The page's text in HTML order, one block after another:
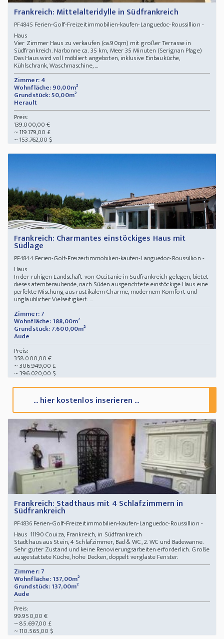
Frankreich: Mittelalteridylle in Südfrankreich
PF4845 Ferien-Golf-Freizeitimmobilien-kaufen-Languedoc-Roussillion -
Haus
Vier Zimmer Haus zu verkaufen (ca.90qm) mit großer Terrasse in
Südfrankreich. Narbonne ca. 35 km, Meer 35 Minuten (Serignan Plage)
Das Haus wird voll möbliert angeboten, inklusive Einbauküche,
Kühlschrank, Waschmaschine, ...
Zimmer: 4
Wohnfläche: 90,00m²
Grundstück: 50,00m²
Herault
Preis:
139.000,00 €
~ 119.179,00 £
~ 153.762,00 $
Frankreich: Charmantes einstöckiges Haus mit
Südlage
PF4844Ferien-Golf-Freizeitimmobilien-kaufen-Languedoc-Roussillion -
Haus
In der ruhigen Landschaft von Occitanie in Südfrankreich gelegen, bietet
dieses atemberaubende, nach Süden ausgerichtete einstöckige Haus eine
perfekte Mischung aus rustikalem Charme, modernem Komfort und
unglaublicher Vielseitigkeit. ...
Zimmer: 7
Wohnfläche: 188,00m²
Grundstück: 7.600,00m²
Aude
Preis:
358.000,00 €
~ 306.949,00 £
~ 396.020,00 $
... hier kostenlos inserieren ...
Frankreich: Stadthaus mit 4 Schlafzimmern in
Südfrankreich
PF4836Ferien-Golf-Freizeitimmobilien-kaufen-Languedoc-Roussillion -
Haus 11190 Couiza, Frankreich, in Südfrankreich
Stadthaus aus Stein, 4 Schlafzimmer, Bad & WC, 2. WC und Badewanne.
Sehr guter Zustand und keine Renovierungsarbeiten erforderlich. Große
ausgestattete Küche, hohe Decken, doppelt verglaste Fenster.
Zimmer: 7
Wohnfläche: 137,00m²
Grundstück: 137,00m²
Aude
Preis:
99.950,00 €
~ 85.697,00 £
~ 110.565,00 $